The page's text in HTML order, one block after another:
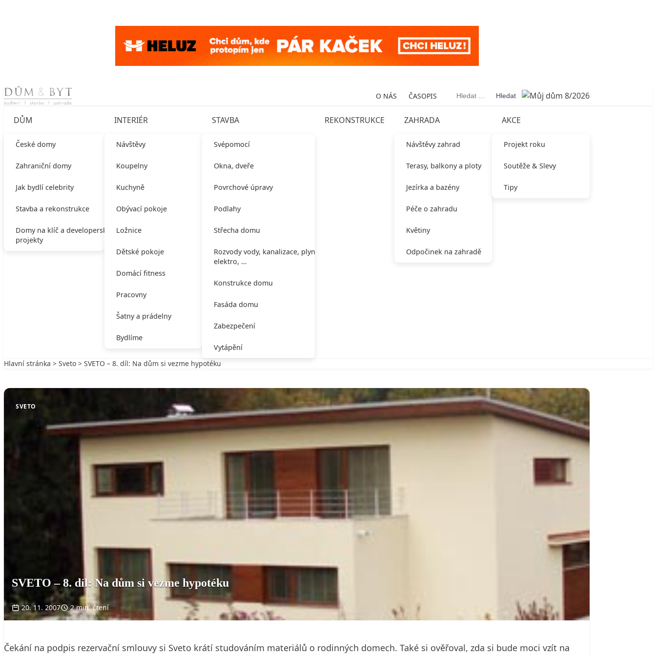
Skip to content O NÁS ČASOPIS Vyhledávání
DŮM
České domy
Zahraniční domy
Jak bydlí celebrity
Stavba a rekonstrukce
Domy na klíč a developerské
projekty
INTERIÉR
Návštěvy
Koupelny
Kuchyně
Obývací pokoje
Ložnice
Dětské pokoje
Domácí fitness
Pracovny
Šatny a prádelny
Bydlíme
STAVBA
Svépomocí
Okna, dveře
Povrchové úpravy
Podlahy
Střecha domu
Rozvody vody, kanalizace, plynu,
elektro, …
Konstrukce domu
Fasáda domu
Zabezpečení
Vytápění
REKONSTRUKCE ZAHRADA
Návštěvy zahrad
Terasy, balkony a ploty
Jezírka a bazény
Péče o zahradu
Květiny
Odpočinek na zahradě
AKCE
Projekt roku
Soutěže & Slevy
Tipy
Hlavní stránka > Sveto > SVETO – 8. díl: Na dům si vezme hypotéku
SVETO
SVETO – 8. díl: Na dům si vezme hypotéku
20. 11. 2007 2 min. čtení
Čekání na podpis rezervační smlouvy si Sveto krátí studováním materiálů o rodinných domech. Také si ověřoval, zda si bude moci vzít na